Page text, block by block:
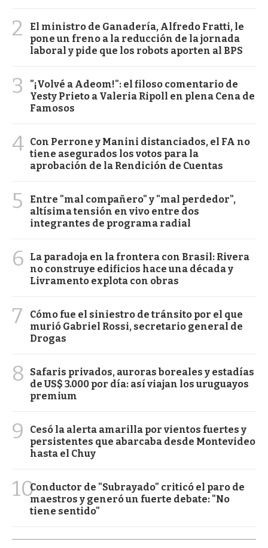
2
El ministro de Ganadería, Alfredo Fratti, le
pone un freno a la reducción de la jornada
laboral y pide que los robots aporten al BPS
3
"¡Volvé a Adeom!": el filoso comentario de
Yesty Prieto a Valeria Ripoll en plena Cena de
Famosos
4 Con Perrone y Manini distanciados, el FA no
tiene asegurados los votos para la
aprobación de la Rendición de Cuentas
5
Entre "mal compañero" y "mal perdedor",
altísima tensión en vivo entre dos
integrantes de programa radial
6
La paradoja en la frontera con Brasil: Rivera
no construye edificios hace una década y
Livramento explota con obras
7
Cómo fue el siniestro de tránsito por el que
murió Gabriel Rossi, secretario general de
Drogas
8
Safaris privados, auroras boreales y estadías
de US$ 3.000 por día: así viajan los uruguayos
premium
9
Cesó la alerta amarilla por vientos fuertes y
persistentes que abarcaba desde Montevideo
hasta el Chuy
10Conductor de "Subrayado" criticó el paro de
maestros y generó un fuerte debate: "No
tiene sentido"